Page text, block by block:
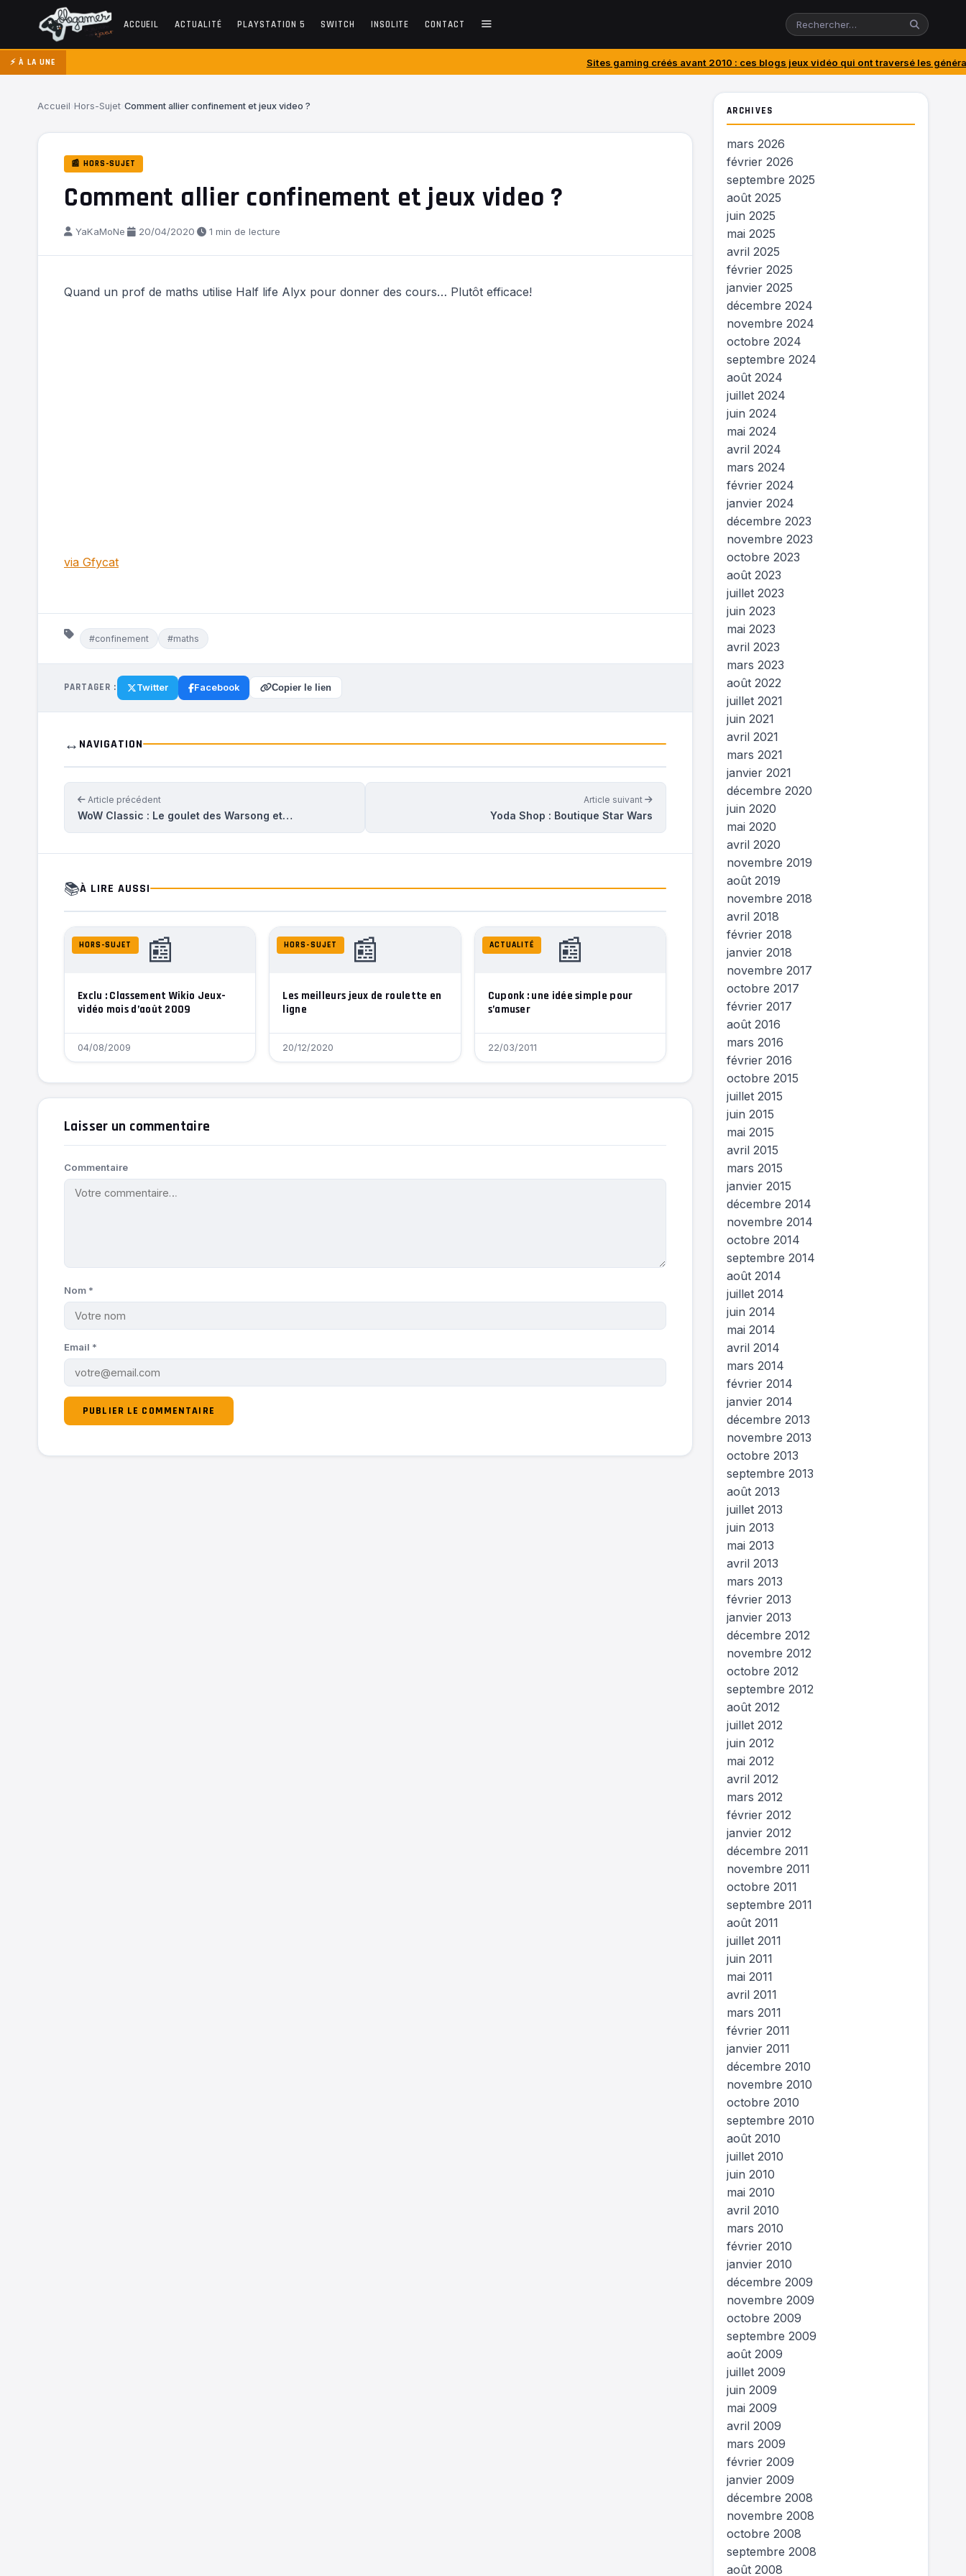
ACCUEIL ACTUALITÉ PLAYSTATION 5 SWITCH INSOLITE CONTACT
⚡ À LA UNE Sites gaming créés avant 2010 : ces blogs jeux vidéo qui ont traversé les générationsJ’ai
Accueil Hors-Sujet Comment allier confinement et jeux video ?
📰 HORS-SUJET
Comment allier confinement et jeux video ?
YaKaMoNe· 20/04/2020· 1 min de lecture
Quand un prof de maths utilise Half life Alyx pour donner des cours… Plutôt efficace!
via Gfycat
#confinement #maths
PARTAGER : Twitter Facebook Copier le lien
↔️ NAVIGATION
Article précédent
WoW Classic : Le goulet des Warsong et…
Article suivant
Yoda Shop : Boutique Star Wars
📚À LIRE AUSSI
📰
HORS-SUJET
Exclu : Classement Wikio Jeux-
vidéo mois d’août 2009
04/08/2009
📰
HORS-SUJET
Les meilleurs jeux de roulette en
ligne
20/12/2020
📰
ACTUALITÉ
Cuponk : une idée simple pour
s’amuser
22/03/2011
Laisser un commentaire
Commentaire
Nom *
Email *
ARCHIVES
mars 2026
février 2026
septembre 2025
août 2025
juin 2025
mai 2025
avril 2025
février 2025
janvier 2025
décembre 2024
novembre 2024
octobre 2024
septembre 2024
août 2024
juillet 2024
juin 2024
mai 2024
avril 2024
mars 2024
février 2024
janvier 2024
décembre 2023
novembre 2023
octobre 2023
août 2023
juillet 2023
juin 2023
mai 2023
avril 2023
mars 2023
août 2022
juillet 2021
juin 2021
avril 2021
mars 2021
janvier 2021
décembre 2020
juin 2020
mai 2020
avril 2020
novembre 2019
août 2019
novembre 2018
avril 2018
février 2018
janvier 2018
novembre 2017
octobre 2017
février 2017
août 2016
mars 2016
février 2016
octobre 2015
juillet 2015
juin 2015
mai 2015
avril 2015
mars 2015
janvier 2015
décembre 2014
novembre 2014
octobre 2014
septembre 2014
août 2014
juillet 2014
juin 2014
mai 2014
avril 2014
mars 2014
février 2014
janvier 2014
décembre 2013
novembre 2013
octobre 2013
septembre 2013
août 2013
juillet 2013
juin 2013
mai 2013
avril 2013
mars 2013
février 2013
janvier 2013
décembre 2012
novembre 2012
octobre 2012
septembre 2012
août 2012
juillet 2012
juin 2012
mai 2012
avril 2012
mars 2012
février 2012
janvier 2012
décembre 2011
novembre 2011
octobre 2011
septembre 2011
août 2011
juillet 2011
juin 2011
mai 2011
avril 2011
mars 2011
février 2011
janvier 2011
décembre 2010
novembre 2010
octobre 2010
septembre 2010
août 2010
juillet 2010
juin 2010
mai 2010
avril 2010
mars 2010
février 2010
janvier 2010
décembre 2009
novembre 2009
octobre 2009
septembre 2009
août 2009
juillet 2009
juin 2009
mai 2009
avril 2009
mars 2009
février 2009
janvier 2009
décembre 2008
novembre 2008
octobre 2008
septembre 2008
août 2008